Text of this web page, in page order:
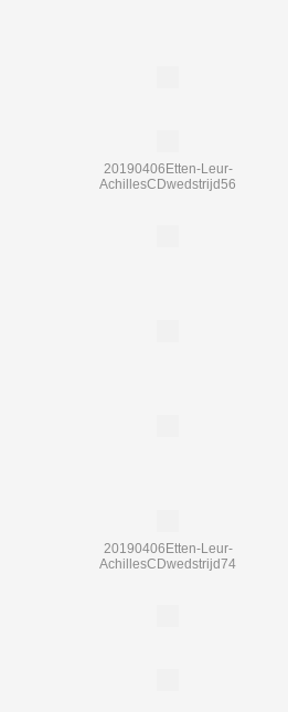
20190406Etten-Leur-
AchillesCDwedstrijd56
20190406Etten-Leur-
AchillesCDwedstrijd74